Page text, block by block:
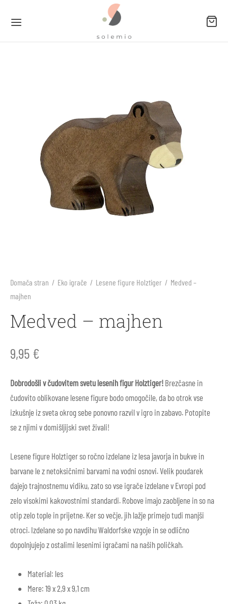
Domača stran / Eko igrače / Lesene figure Holztiger / Medved –
majhen
Medved – majhen
9,95 €
Dobrodošli v čudovitem svetu lesenih figur Holztiger! Brezčasne in
čudovito oblikovane lesene figure bodo omogočile, da bo otrok vse
izkušnje iz sveta okrog sebe ponovno razvil v igro in zabavo. Potopite
se z njimi v domišljijski svet živali!
Lesene figure Holztiger so ročno izdelane iz lesa javorja in bukve in
barvane le z netoksičnimi barvami na vodni osnovi. Velik poudarek
dajejo trajnostnemu vidiku, zato so vse igrače izdelane v Evropi pod
zelo visokimi kakovostnimi standardi. Robove imajo zaobljene in so na
otip zelo tople in prijetne. Ker so večje, jih lažje primejo tudi manjši
otroci. Izdelane so po navdihu Waldorfske vzgoje in se odlično
dopolnjujejo z ostalimi lesenimi igračami na naših poličkah.
Material: les
Mere: 19 x 2,9 x 9,1 cm